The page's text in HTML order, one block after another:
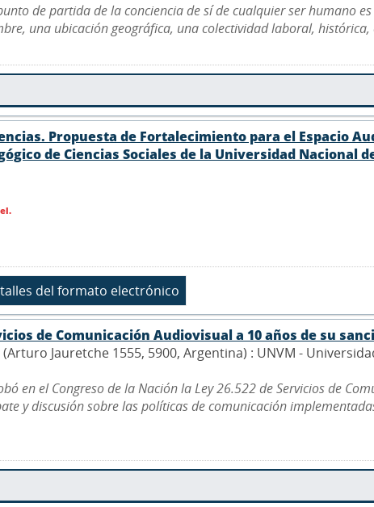
de partida de la conciencia de sí de cualquier ser humano
una ubicación geográfica, una colectividad laboral,
Propuesta de Fortalecimiento para el Espacio
de Ciencias Sociales de la Universidad Nacional
de Comunicación Audiovisual a 10 años de su
Jauretche 1555, 5900, Argentina) : UNVM -
en el Congreso de la Nación la Ley 26.522 de Servicios de
y discusión sobre las políticas de comunicación